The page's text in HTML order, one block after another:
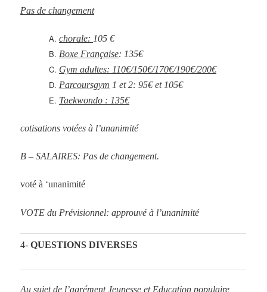
Pas de changement
chorale: 105 €
Boxe Française: 135€
Gym adultes: 110€/150€/170€/190€/200€
Parcoursgym 1 et 2: 95€ et 105€
Taekwondo : 135€
cotisations votées à l’unanimité
B – SALAIRES: Pas de changement.
voté à ‘unanimité
VOTE du Prévisionnel: approuvé à l’unanimité
4- QUESTIONS DIVERSES
Au sujet de l’agrément Jeunesse et Education populaire